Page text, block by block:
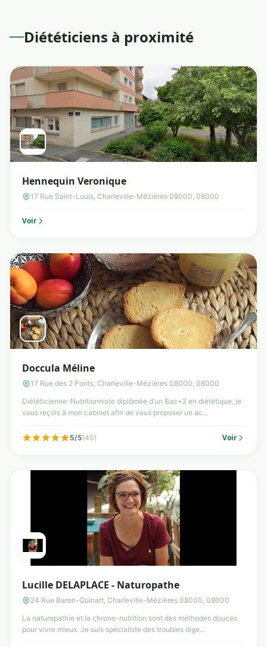
Diététiciens à proximité
Hennequin Veronique
17 Rue Saint-Louis, Charleville-Mézières 08000, 08000
Voir
Doccula Méline
17 Rue des 2 Ponts, Charleville-Mézières 08000, 08000
Diététicienne-Nutritionniste diplômée d’un Bac+2 en diététique, je
vous reçois à mon cabinet afin de vous proposer un ac...
5/5(40) Voir
Lucille DELAPLACE - Naturopathe
24 Rue Baron-Quinart, Charleville-Mézières 08000, 08000
La naturopathie et la chrono-nutrition sont des méthodes douces
pour vivre mieux. Je suis spécialiste des troubles dige...